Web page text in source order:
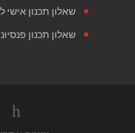
שאלון תכנון
שאלון תכנון